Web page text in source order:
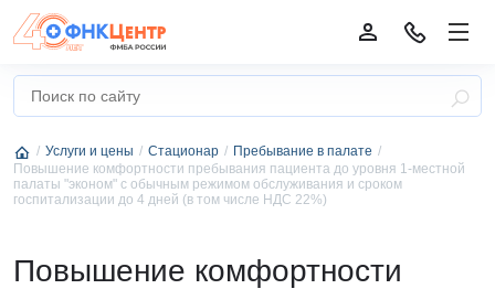
Услуги и цены Стационар
Пребывание в палате
Повышение комфортности пребывания пациента до уровня 1-местной
палаты "эконом" с обычным режимом обслуживания и сроком
госпитализации до 4 дней (в том числе НДС 22%)
Повышение комфортности